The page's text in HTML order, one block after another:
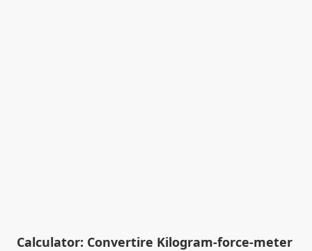
Calculator: Convertire Kilogram-force-meter